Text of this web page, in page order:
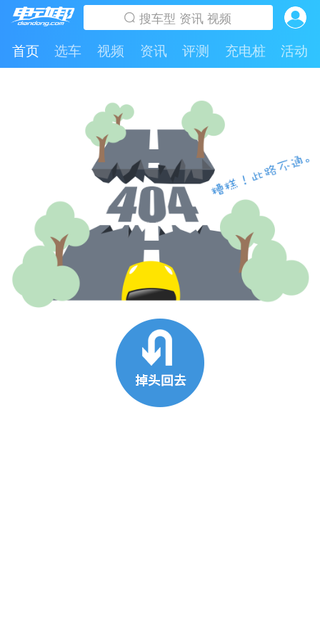
首页 选车 视频 资讯 评测 充电桩 活动